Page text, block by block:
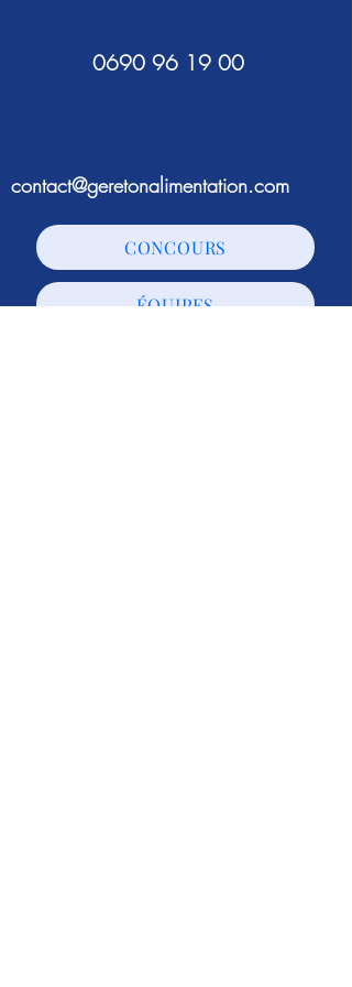
0690 96 19 00
contact@geretonalimentation.com
CONCOURS
ÉQUIPES